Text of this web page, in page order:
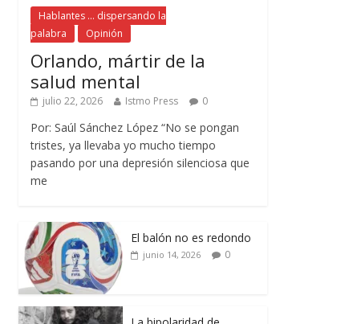
Hablantes ... dispersando la
palabra
Opinión
Orlando, mártir de la
salud mental
julio 22, 2026 Istmo Press 0
Por: Saúl Sánchez López “No se pongan
tristes, ya llevaba yo mucho tiempo
pasando por una depresión silenciosa que
me
El balón no es redondo
junio 14, 2026 0